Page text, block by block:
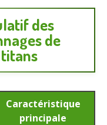
des
de
titans
Caractéristique
principale